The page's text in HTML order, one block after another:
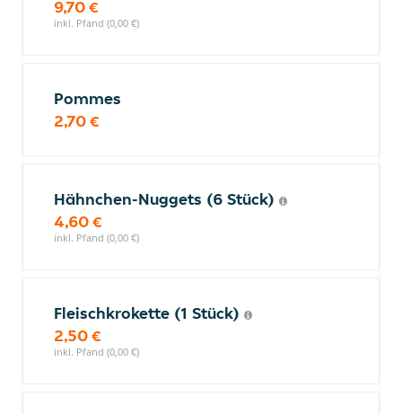
9,70 €
inkl. Pfand (0,00 €)
Pommes
2,70 €
Hähnchen-Nuggets (6 Stück)
4,60 €
inkl. Pfand (0,00 €)
Fleischkrokette (1 Stück)
2,50 €
inkl. Pfand (0,00 €)